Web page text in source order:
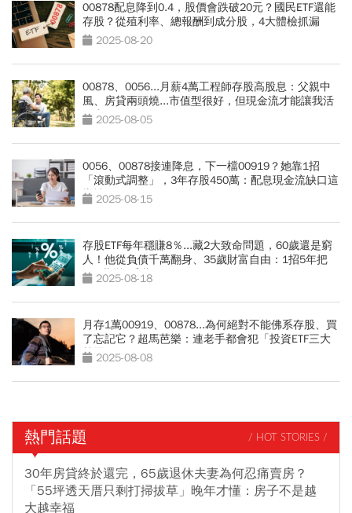
00878配息降到0.4，股價會跌破20元？國民ETF還能
存股？從殖利率、總報酬到成分股，4大體檢抓漏
2025-08-20
00878、0056...月薪4萬工程師存股高股息：父親中
風、房貸兩頭燒...市值型很好，但現金流才能讓我活
下來2025-08-05
0056、00878接連降息，下一檔00919？她靠1招
「滾動式調整」，3年存股450萬：配息現金流缺口這
樣補2025-08-15
存股ETF每年穩賺8％...藏2大致命問題，60歲還是窮
人！他從負債千萬翻身、35歲財富自由：1招5年把
100萬變1千萬
2025-08-18
月存1萬00919、00878...為何絕對不能佛系存股、買
了忘記它？超馬芭樂：連老手都會犯「投資ETF三大
禁忌」
2025-08-08
熱門話題 / HOT STORIES /
30年房貸終於還完，65歲退休夫妻為何忍痛賣房？
「55坪透天厝只剩打掃拔草」晚年才懂：房子不是越
大越幸福